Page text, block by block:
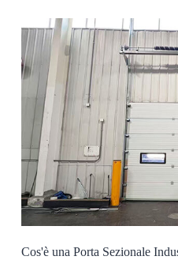
Cos'è una Porta Sezionale